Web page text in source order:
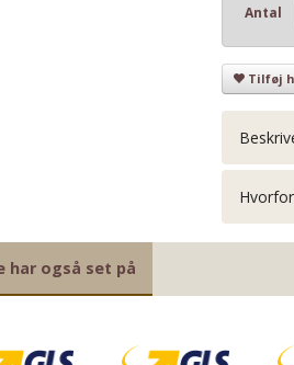
Antal
Tilføj
har også set på